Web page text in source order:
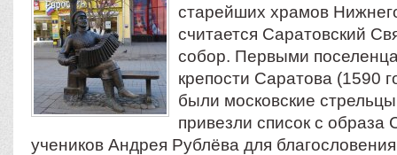
старейших храмов
считается Саратовский
собор. Первыми
крепости Саратова (1590
были московские
привезли список с образа
учеников Андрея Рублёва для